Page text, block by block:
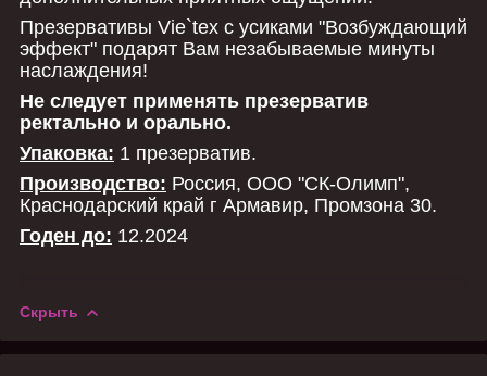
Презервативы Vie`tex с усиками "Возбуждающий
эффект" подарят Вам незабываемые минуты
наслаждения!
Не следует применять презерватив
ректально и орально.
Упаковка: 1 презерватив.
Производство: Россия, ООО "СК-Олимп",
Краснодарский край г Армавир, Промзона 30.
Годен до: 12.2024
Скрыть